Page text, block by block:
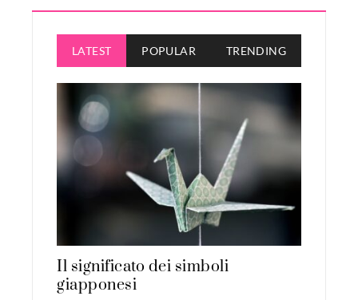
LATEST POPULAR TRENDING
Il significato dei simboli
giapponesi